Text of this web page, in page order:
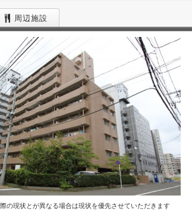
周辺施設
の現状とが異なる場合は現状を優先させていただきます